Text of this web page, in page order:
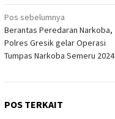
Navigasi
pos
Pos sebelumnya
Berantas Peredaran Narkoba,
Polres Gresik gelar Operasi
Tumpas Narkoba Semeru 2024
POS TERKAIT